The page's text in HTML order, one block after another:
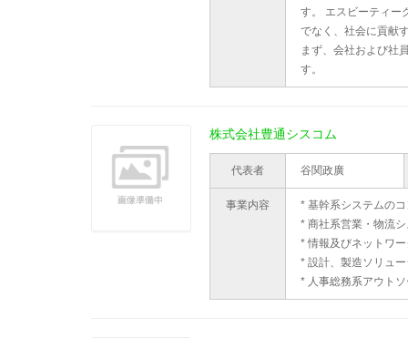
す。 エスビーティー
でなく、社会に貢献
まず、会社および社
す。
株式会社豊通シスコム
代表者 谷関政廣
事業内容
* 基幹系システムの
* 商社系営業・物流
* 情報及びネットワ
* 設計、製造ソリュ
* 人事総務系アウト